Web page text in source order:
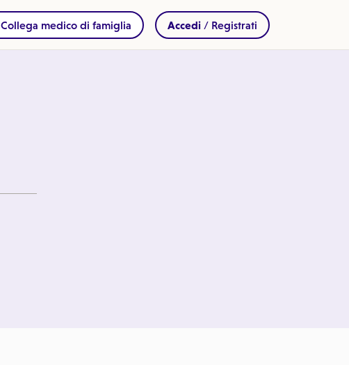
Collega medico di famiglia Accedi / Registrati